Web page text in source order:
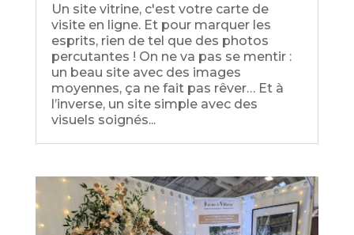
Un site vitrine, c'est votre carte de
visite en ligne. Et pour marquer les
esprits, rien de tel que des photos
percutantes ! On ne va pas se mentir :
un beau site avec des images
moyennes, ça ne fait pas rêver… Et à
l’inverse, un site simple avec des
visuels soignés...